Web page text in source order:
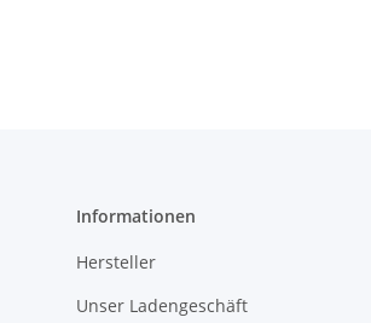
Informationen
Hersteller
Unser Ladengeschäft